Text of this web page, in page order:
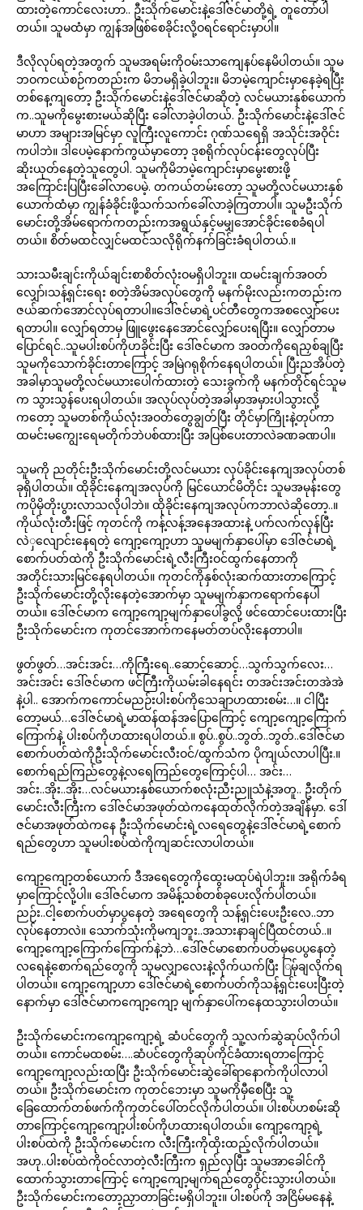
ထားတဲ့ကောင်လေးဟာ.. ဦးသိုက်မောင်းနဲ့ဒေါ်ဇင်မာတို့ရဲ့ တူတော်ပါ
တယ်။ သူမထံမှာ ကျွန်အဖြစ်စေခိုင်းလို့ဝရင်ရောင်းမှာပါ။
ဒီလိုလုပ်ရတဲ့အတွက် သူမအရမ်းကိုဝမ်းသာကျေနပ်နေမိပါတယ်။ သူမ
ဘဝကငယ်စဉ်ကတည်းက မိဘမရှိခဲ့ပါဘူး။ မိဘမဲ့ကျောင်းမှာနေခဲ့ရပြီး
တစ်နေ့ကျတော့ ဦးသိုက်မောင်းနဲ့ဒေါ်ဇင်မာဆိုတဲ့ လင်မယားနှစ်ယောက်
က..သူမကိုမွေးစားမယ်ဆိုပြီး ခေါ်လာခဲ့ပါတယ်. ဦးသိုက်မောင်းနဲ့ဒေါ်ဇင်
မာဟာ အများအမြင်မှာ လူကြီးလူကောင်း ဂုဏ်သရေရှိ အသိုင်းအဝိုင်း
ကပါဘဲ။ ဒါပေမဲ့နောက်ကွယ်မှာတော့ ဒုစရိုက်လုပ်ငန်းတွေလုပ်ပြီး
ဆိုးယုတ်နေတဲ့သူတွေပါ. သူမကိုမိဘမဲ့ကျောင်းမှာမွေးစားဖို့
အကြောင်းပြပြီးခေါ်လာပေမဲ့. တကယ်တမ်းတော့ သူမတို့လင်မယားနှစ်
ယောက်ထံမှာ ကျွန်ခံခိုင်းဖို့သက်သက်ခေါ်လာခဲ့ကြတာပါ။ သူမဦးသိုက်
မောင်းတို့အိမ်ရောက်ကတည်းကအရွယ်နှင့်မမျှအောင်ခိုင်းစေခံရပါ
တယ်။ စိတ်မထင်လျှင်မထင်သလိုရိုက်နက်ခြင်းခံရပါတယ်.။
သားသမီးချင်းကိုယ်ချင်းစာစိတ်လုံးဝမရှိပါဘူး။ ထမင်းချက်အဝတ်
လျှော်၊သန့်ရှင်းရေး စတဲ့အိမ်အလုပ်တွေကို မနက်မိုးလည်းကတည်းက
ဇယ်ဆက်အောင်လုပ်ရတာပါ။ဒေါ်ဇင်မာရဲ့ပင်တီတွေကအစလျှော်ပေး
ရတာပါ။ လျှော်ရတာမှ ဖြူဖွေးနေအောင်လျှော်ပေးရပြီး။ လျှော်တာမ
ပြောင်ရင်..သူမပါးစပ်ကိုဟခိုင်းပြီး ဒေါ်ဇင်မာက အဝတ်ကိုရေညှစ်ချပြီး
သူမကိုသောက်ခိုင်းတာကြောင့် အမြဲဂရုစိုက်နေရပါတယ်။ ပြီးညအိပ်တဲ့
အခါမှာသူမတို့လင်မယားပေါက်ထားတဲ့ သေးခွက်ကို မနက်တိုင်ရင်သူမ
က သွားသွန်ပေးရပါတယ်။ အလုပ်လုပ်တဲ့အခါမှာအမှားပါသွားလို့
ကတော့ သူမတစ်ကိုယ်လုံးအဝတ်တွေချွတ်ပြီး တိုင်မှာကြိုးနဲ့တုပ်ကာ
ထမင်းမကျွေးရေမတိုက်ဘဲပစ်ထားပြီး အပြစ်ပေးတာလဲခဏခဏပါ။
သူမကို ညတိုင်းဦးသိုက်မောင်းတို့လင်မယား လုပ်ခိုင်းနေကျအလုပ်တစ်
ခုရှိပါတယ်။ ထိုခိုင်းနေကျအလုပ်ကို မြင်ယောင်မိတိုင်း သူမအမုန်းတွေ
ကပိုမိုတိုးပွားလာသလိုပါဘဲ။ ထိုခိုင်းနေကျအလုပ်ကဘာလဲဆိုတော့..။
ကိုယ်လုံးတီးဖြင့် ကုတင်ကို ကန့်လန့်အနေအထားနဲ့ ပက်လက်လှန်ပြီး
လဲှလျောင်းနေရတဲ့ ကျော့ကျော့ဟာ သူမမျက်နှာပေါ်မှာ ဒေါ်ဇင်မာရဲ့
စောက်ပတ်ထဲကို ဦးသိုက်မောင်းရဲ့လီးကြီးဝင်ထွက်နေတာကို
အတိုင်းသားမြင်နေရပါတယ်။ ကုတင်ကိုနှစ်လုံးဆက်ထားတာကြောင့်
ဦးသိုက်မောင်းတို့လိုးနေတဲ့အောက်မှာ သူမမျက်နှာကရောက်နေပါ
တယ်။ ဒေါ်ဇင်မာက ကျော့ကျော့မျက်နှာပေါ်ခွလို့ ဖင်ထောင်ပေးထားပြီး
ဦးသိုက်မောင်းက ကုတင်အောက်ကနေမတ်တပ်လိုးနေတာပါ။
ဖွတ်ဖွတ်…အင်းအင်း…ကိုကြီးရေ..ဆောင့်ဆောင့်…သွက်သွက်လေး…
အင်းအင်း ဒေါ်ဇင်မာက ဖင်ကြီးကိုယမ်းခါနေရင်း တအင်းအင်းတအဲအဲ
နဲ့ပါ.. အောက်ကကောင်မညဉ်းပါးစပ်ကိုသေချာဟထားစမ်း…။ ငါပြီး
တော့မယ်…ဒေါ်ဇင်မာရဲ့မာထန်ထန်အပြောကြောင့် ကျော့ကျော့ကြောက်
ကြောက်နဲ့ ပါးစပ်ကိုဟထားရပါတယ်.။ စွပ်..စွပ်..ဘွတ်..ဘွတ်..ဒေါ်ဇင်မာ
စောက်ပတ်ထဲကိုဦးသိုက်မောင်းလီးဝင်/ထွက်သံက ပိုကျယ်လာပါပြီး.။
စောက်ရည်ကြည်တွေနဲ့လရေကြည်တွေကြောင့်ပါ… အင်း…
အင်း..အိုး..အိုး…လင်မယားနှစ်ယောက်စလုံးညီးညူသံနဲ့အတူ.. ဦးတိုက်
မောင်းလီးကြီးက ဒေါ်ဇင်မာအဖုတ်ထဲကနေထုတ်လိုက်တဲ့အချိန်မှာ. ဒေါ်
ဇင်မာအဖုတ်ထဲကနေ ဦးသိုက်မောင်းရဲ့လရေတွေနဲ့ဒေါ်ဇင်မာရဲ့စောက်
ရည်တွေဟာ သူမပါးစပ်ထဲကိုကျဆင်းလာပါတယ်။
ကျော့ကျော့တစ်ယောက် ဒီအရေတွေကိုထွေးမထုပ်ရဲပါဘူး။ အရိုက်ခံရ
မှာကြောင့်လို့ပါ။ ဒေါ်ဇင်မာက အမိန့်သစ်တစ်ခုပေးလိုက်ပါတယ်။
ညဉ်း..ငါ့စောက်ပတ်မှာပွနေတဲ့ အရေတွေကို သန့်ရှင်းပေးဦးလေ..ဘာ
လုပ်နေတာလဲ။ သောက်သုံးကိုမကျဘူး..အသားနာချင်ပြီထင်တယ်..။
ကျော့ကျော့ကြောက်ကြောက်နဲ့ဘဲ…ဒေါ်ဇင်မာစောက်ပတ်မှပေပွနေတဲ့
လရေနဲ့စောက်ရည်တွေကို သူမလျှာလေးနဲ့လိုက်ယက်ပြီး ြမ်ုချလိုက်ရ
ပါတယ်။ ကျော့ကျော့ဟာ ဒေါ်ဇင်မာရဲ့စောက်ပတ်ကိုသန့်ရှင်းပေးပြီးတဲ့
နောက်မှာ ဒေါ်ဇင်မာကကျော့ကျော့ မျက်နှာပေါ်ကနေထသွားပါတယ်။
ဦးသိုက်မောင်းကကျော့ကျော့ရဲ့ ဆံပင်တွေကို သူ့လက်ဆွဲဆုပ်လိုက်ပါ
တယ်။ ကောင်မထစမ်း….ဆံပင်တွေကိုဆုပ်ကိုင်ခံထားရတာကြောင့်
ကျော့ကျော့လည်းထပြီး ဦးသိုက်မောင်းဆွဲခေါ်ရာနောက်ကိုပါလာပါ
တယ်။ ဦးသိုက်မောင်းက ကုတင်ဘေးမှာ သူမကိုမှီစေပြီး သူ့
ခြေထောက်တစ်ဖက်ကိုကုတင်ပေါ်တင်လိုက်ပါတယ်။ ပါးစပ်ဟစမ်းဆို
တာကြောင့်ကျော့ကျော့ပါးစပ်ကိုဟထားရပါတယ်။ ကျော့ကျော့ရဲ့
ပါးစပ်ထဲကို ဦးသိုက်မောင်းက လီးကြီးကိုထိုးထည့်လိုက်ပါတယ်။
အဟု..ပါးစပ်ထဲကိုဝင်လာတဲ့လီးကြီးက ရှည်လှပြီး သူမအာခေါင်ကို
ထောက်သွားတာကြောင့် ကျော့ကျော့မျက်ရည်တွေဝိုင်းသွားပါတယ်။
ဦးသိုက်မောင်းကတော့ညှာတာခြင်းမရှိပါဘူး။ ပါးစပ်ကို အငြိမ်မနေနဲ့